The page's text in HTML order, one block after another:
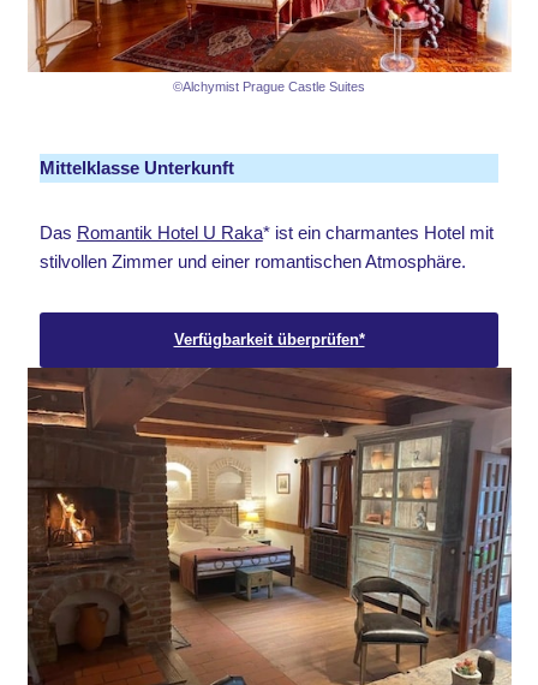
©Alchymist Prague Castle Suites
Mittelklasse Unterkunft
Das Romantik Hotel U Raka* ist ein charmantes Hotel mit
stilvollen Zimmer und einer romantischen Atmosphäre.
Verfügbarkeit überprüfen*